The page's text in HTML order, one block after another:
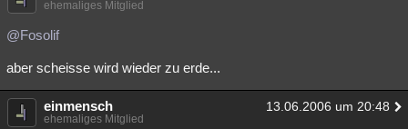
ehemaliges Mitglied
@Fosolif
aber scheisse wird wieder zu erde...
einmensch 13.06.2006 um 20:48
ehemaliges Mitglied